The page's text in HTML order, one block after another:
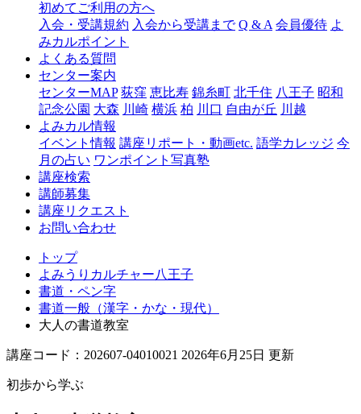
ャ
王
初めてご利用の方へ
入会・受講規約 入会から受講まで Q & A 会員優待 よ
みカルポイント
よくある質問
センター案内
センターMAP 荻窪 恵比寿 錦糸町 北千住 八王子 昭和
記念公園 大森 川崎 横浜 柏 川口 自由が丘 川越
よみカル情報
イベント情報 講座リポート・動画etc. 語学カレッジ 今
月の占い ワンポイント写真塾
講座検索
講師募集
講座リクエスト
お問い合わせ
トップ
よみうりカルチャー八王子
書道・ペン字
書道一般（漢字・かな・現代）
大人の書道教室
講座コード：202607-04010021 2026年6月25日 更新
初歩から学ぶ